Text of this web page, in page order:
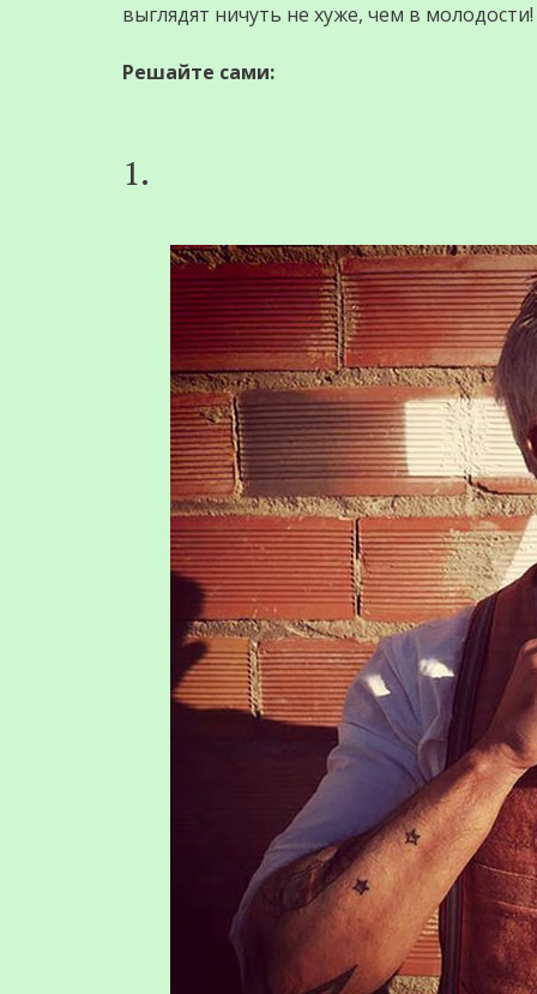
выглядят ничуть не хуже, чем в молодости!
Решайте сами:
1.